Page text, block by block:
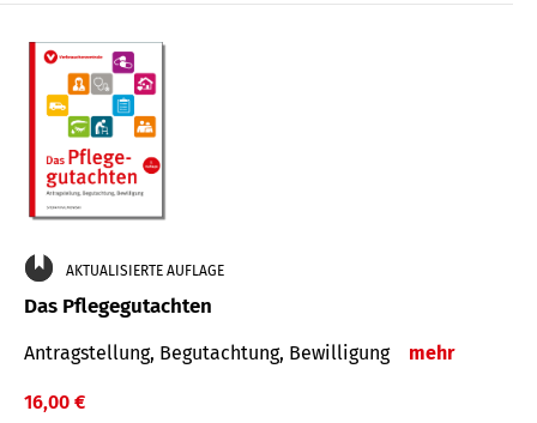
AKTUALISIERTE AUFLAGE
Das Pflegegutachten
Antragstellung, Begutachtung, Bewilligung mehr
16,00 €